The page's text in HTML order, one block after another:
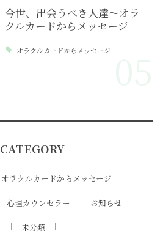
今世、出会うべき人達～オラ
クルカードからメッセージ
オラクルカードからメッセージ
CATEGORY
オラクルカードからメッセージ
心理カウンセラー お知らせ
未分類